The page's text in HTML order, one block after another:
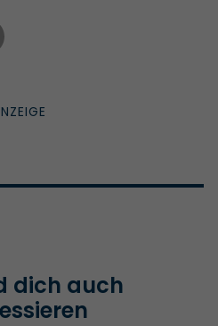
dich auch